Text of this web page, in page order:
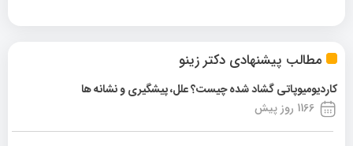
مطالب پیشنهادی دکتر زینو
کاردیومیوپاتی گشاد شده چیست؟ علل، پیشگیری و نشانه ها
1166 روز پیش